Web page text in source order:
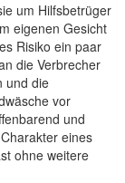
um Hilfsbetrüger
eigenen Gesicht
Risiko ein paar
die Verbrecher
und die
vor
und
eines
ohne weitere